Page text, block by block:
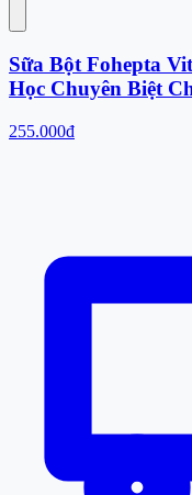
Sữa Bột Fohepta
Học Chuyên Biệt
255.000đ